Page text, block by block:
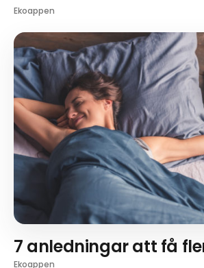
Ekoappen
7 anledningar att få
Ekoappen